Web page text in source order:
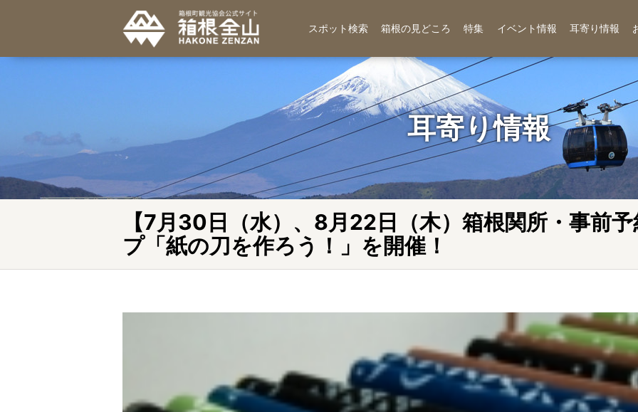
スポット検索 箱根の見どころ 特集 イベント情報 耳寄り情報
耳寄り情報
【7月30日（水）、8月22日（木）箱根関所・事前
プ「紙の刀を作ろう！」を開催！